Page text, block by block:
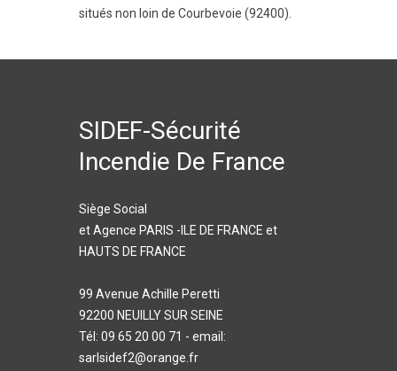
situés non loin de Courbevoie (92400).
SIDEF-Sécurité
Incendie De France
Siège Social
et Agence PARIS -ILE DE FRANCE et
HAUTS DE FRANCE
99 Avenue Achille Peretti
92200 NEUILLY SUR SEINE
Tél: 09 65 20 00 71 - email:
sarlsidef2@orange.fr